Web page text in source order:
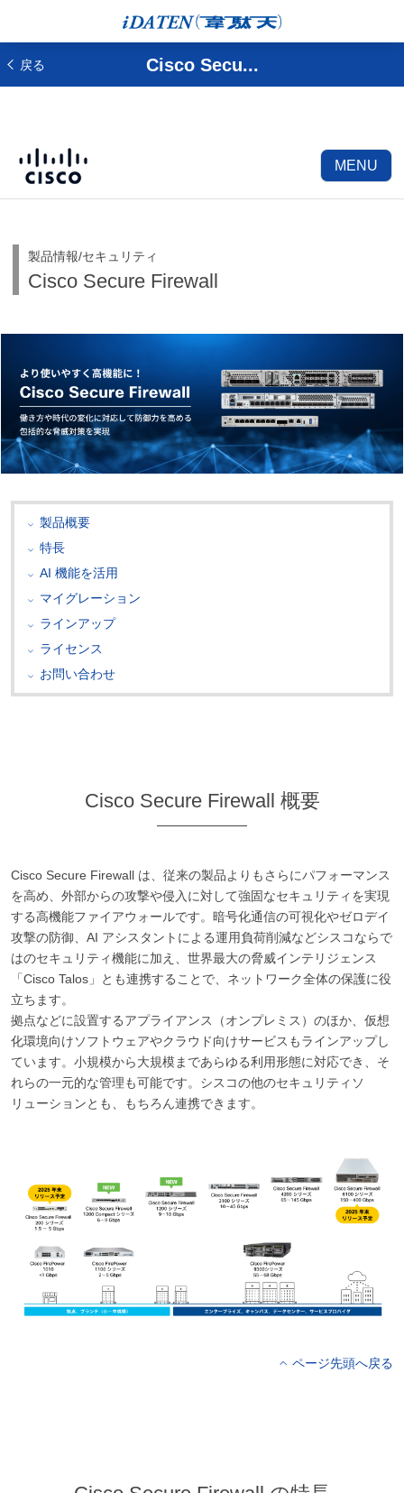
戻る Cisco Secu...
MENU
製品情報/セキュリティ
Cisco Secure Firewall
製品概要
特長
AI 機能を活用
マイグレーション
ラインアップ
ライセンス
お問い合わせ
Cisco Secure Firewall 概要
Cisco Secure Firewall は、従来の製品よりもさらにパフォーマンス
を高め、外部からの攻撃や侵入に対して強固なセキュリティを実現
する高機能ファイアウォールです。暗号化通信の可視化やゼロデイ
攻撃の防御、AI アシスタントによる運用負荷削減などシスコならで
はのセキュリティ機能に加え、世界最大の脅威インテリジェンス
「Cisco Talos」とも連携することで、ネットワーク全体の保護に役
立ちます。
拠点などに設置するアプライアンス（オンプレミス）のほか、仮想
化環境向けソフトウェアやクラウド向けサービスもラインアップし
ています。小規模から大規模まであらゆる利用形態に対応でき、そ
れらの一元的な管理も可能です。シスコの他のセキュリティソ
リューションとも、もちろん連携できます。
ページ先頭へ戻る